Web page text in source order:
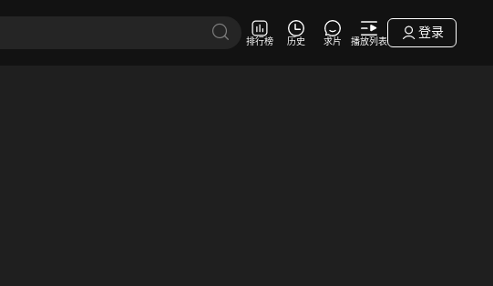
排行榜 历史 求片 播放列表
登录